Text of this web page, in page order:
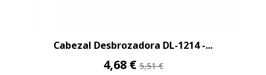
Cabezal Desbrozadora DL-1214 -...
4,68 €5,51 €